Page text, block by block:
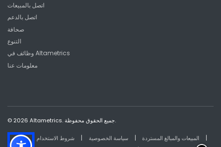
اتصل بالمبيعات
اتصل بالدعم
صحافة
التنوع
وظائف في Altametrics
معلومات عنا
© 2026 Altametrics. جميع الحقوق محفوظة.
شروط الاستخدام | سياسة الخصوصية | المبيعات والمبالغ المستردة |